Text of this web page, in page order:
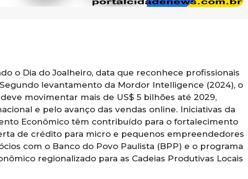
o Dia do Joalheiro, data que reconhece profissionais
levantamento da Mordor Intelligence (2024), o
movimentar mais de US$ 5 bilhões até 2029,
e pelo avanço das vendas online. Iniciativas da
Econômico têm contribuído para o fortalecimento
de crédito para micro e pequenos empreendedores
com o Banco do Povo Paulista (BPP) e o programa
regionalizado para as Cadeias Produtivas Locais